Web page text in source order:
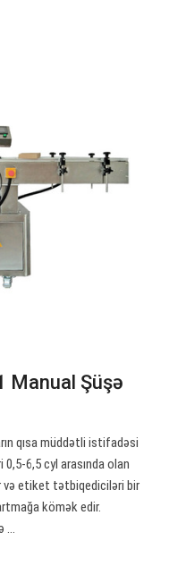
Manual Şüşə
qısa müddətli istifadəsi
6,5 cyl arasında olan
və etiket tətbiqediciləri bir
kömək edir.
...